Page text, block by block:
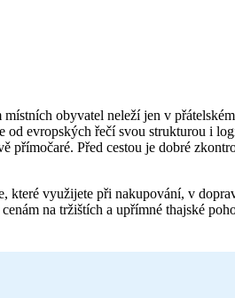
obyvatel neleží jen v
evropských řečí svou strukturou i
přímočaré. Před cestou je dobré
které využijete při nakupování, v
na tržištích a upřímné thajské